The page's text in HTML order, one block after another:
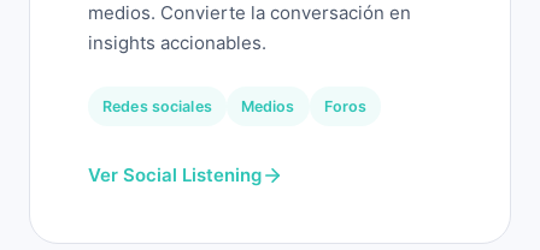
medios. Convierte la conversación en
insights accionables.
Redes sociales Medios Foros
Ver Social Listening